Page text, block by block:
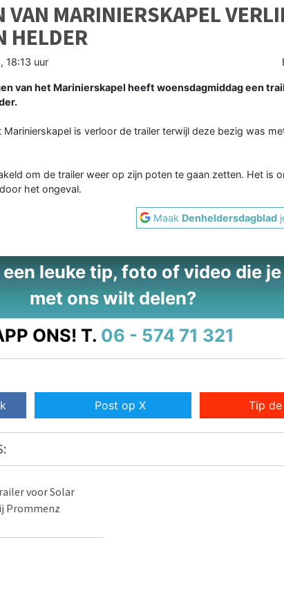
VAN MARINIERSKAPEL
HELDER
18:13 uur
van het Marinierskapel heeft woensdagmiddag een
is verloor de trailer terwijl deze bezig was
om de trailer weer op zijn poten te gaan zetten. Het is
het ongeval.
Maak Denheldersdagblad
een leuke tip, foto of video die je
met ons wilt delen?
ONS! T. 06 - 574 71 321
Post op X Tip
voor Solar
Prommenz